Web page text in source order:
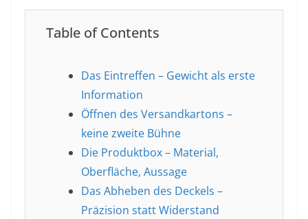
Table of Contents
Das Eintreffen – Gewicht als erste
Information
Öffnen des Versandkartons –
keine zweite Bühne
Die Produktbox – Material,
Oberfläche, Aussage
Das Abheben des Deckels –
Präzision statt Widerstand